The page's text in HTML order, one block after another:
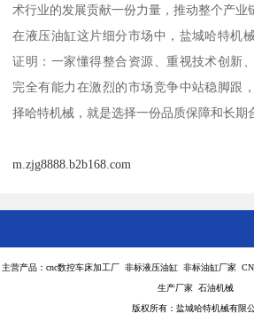
术行业的发展贡献一份力量，推动整个产业
在液压油缸这片细分市场中，盐城哈特机
证明：一家懂得整合资源、重视技术创新
完全有能力在激烈的市场竞争中站稳脚跟
择哈特机械，就是选择一份品质保障和长期
m.zjg8888.b2b168.com
主营产品：cnc数控车床加工厂 非标液压油缸 非标油缸厂家
生产厂家 石油机械
版权所有：盐城哈特机械有限